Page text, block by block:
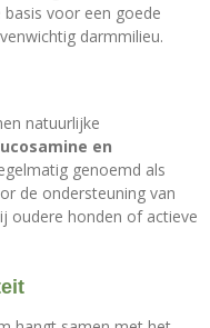
voor een goede
darmmilieu.
natuurlijke
en
genoemd als
de ondersteuning van
oudere honden of actieve